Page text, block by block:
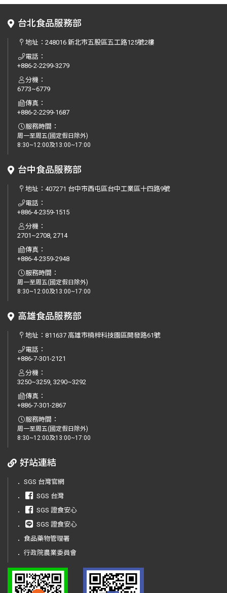
台北食品服務部
地址：248016 新北市五股區五工路125號2樓
電話：
+886-2-2299-3279
分機：
6773~6779
傳真：
+886-2-2299-1687
服務時間：
周一至周五(國定假日除外)
8:30~12:00及13:00~17:00
台中食品服務部
地址：407271 台中市西屯區台中工業區十四路9號
電話：
+886-4-2359-1515
分機：
2701~2708, 2714
傳真：
+886-4-2359-2948
服務時間：
周一至周五(國定假日除外)
8:30~12:00及13:00~17:00
高雄食品服務部
地址：811637 高雄市楠梓科技園區開發路61號
電話：
+886-7-301-2121
分機：
3250~3259, 3290~3292
傳真：
+886-7-301-2867
服務時間：
周一至周五(國定假日除外)
8:30~12:00及13:00~17:00
好站連結
． SGS 台灣官網
．
SGS 台灣
．
SGS 證食安心
．
SGS 證食安心
． 食品藥物管理署
． 行政院農業委員會